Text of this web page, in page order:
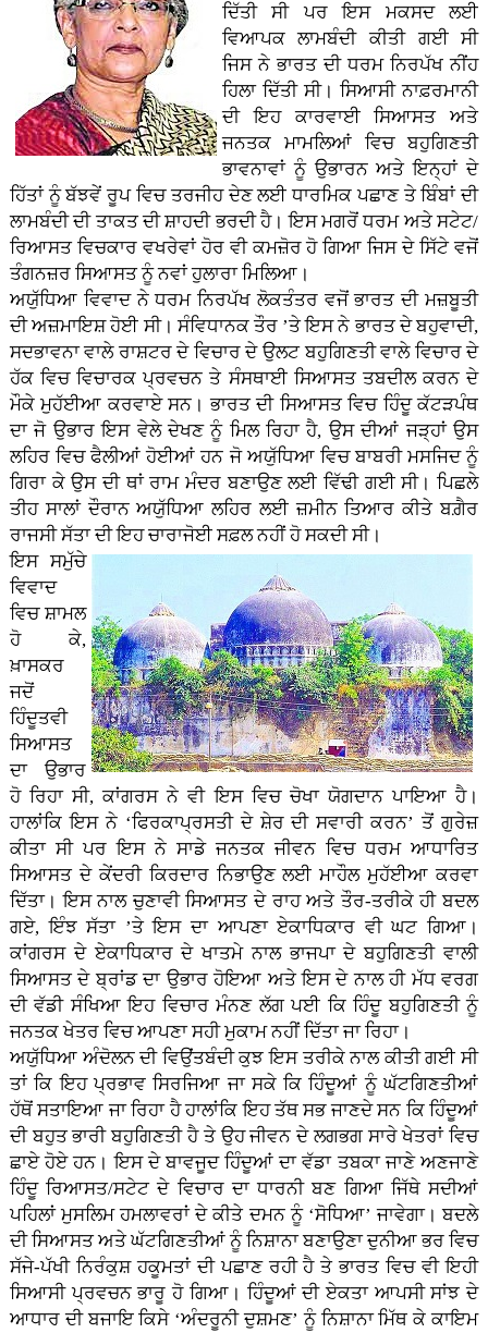
ਦਿੱਤੀ ਸੀ ਪਰ ਇਸ ਮਕਸਦ ਲਈ
ਵਿਆਪਕ ਲਾਮਬੰਦੀ ਕੀਤੀ ਗਈ ਸੀ
ਜਿਸ ਨੇ ਭਾਰਤ ਦੀ ਧਰਮ ਨਿਰਪੱਖ ਨੀਂਹ
ਹਿਲਾ ਦਿੱਤੀ ਸੀ। ਸਿਆਸੀ ਨਾਫ਼ਰਮਾਨੀ
ਦੀ ਇਹ ਕਾਰਵਾਈ ਸਿਆਸਤ ਅਤੇ
ਜਨਤਕ ਮਾਮਲਿਆਂ ਵਿਚ ਬਹੁਗਿਣਤੀ
ਭਾਵਨਾਵਾਂ ਨੂੰ ਉਭਾਰਨ ਅਤੇ ਇਨ੍ਹਾਂ ਦੇ
ਹਿੱਤਾਂ ਨੂੰ ਬੱਝਵੇਂ ਰੂਪ ਵਿਚ ਤਰਜੀਹ ਦੇਣ ਲਈ ਧਾਰਮਿਕ ਪਛਾਣ ਤੇ ਬਿੰਬਾਂ ਦੀ
ਲਾਮਬੰਦੀ ਦੀ ਤਾਕਤ ਦੀ ਸ਼ਾਹਦੀ ਭਰਦੀ ਹੈ। ਇਸ ਮਗਰੋਂ ਧਰਮ ਅਤੇ ਸਟੇਟ/
ਰਿਆਸਤ ਵਿਚਕਾਰ ਵਖਰੇਵਾਂ ਹੋਰ ਵੀ ਕਮਜ਼ੋਰ ਹੋ ਗਿਆ ਜਿਸ ਦੇ ਸਿੱਟੇ ਵਜੋਂ
ਤੰਗਨਜ਼ਰ ਸਿਆਸਤ ਨੂੰ ਨਵਾਂ ਹੁਲਾਰਾ ਮਿਲਿਆ।
ਅਯੁੱਧਿਆ ਵਿਵਾਦ ਨੇ ਧਰਮ ਨਿਰਪੱਖ ਲੋਕਤੰਤਰ ਵਜੋਂ ਭਾਰਤ ਦੀ ਮਜ਼ਬੂਤੀ
ਦੀ ਅਜ਼ਮਾਇਸ਼ ਹੋਈ ਸੀ। ਸੰਵਿਧਾਨਕ ਤੌਰ ’ਤੇ ਇਸ ਨੇ ਭਾਰਤ ਦੇ ਬਹੁਵਾਦੀ,
ਸਦਭਾਵਨਾ ਵਾਲੇ ਰਾਸ਼ਟਰ ਦੇ ਵਿਚਾਰ ਦੇ ਉਲਟ ਬਹੁਗਿਣਤੀ ਵਾਲੇ ਵਿਚਾਰ ਦੇ
ਹੱਕ ਵਿਚ ਵਿਚਾਰਕ ਪ੍ਰਵਚਨ ਤੇ ਸੰਸਥਾਈ ਸਿਆਸਤ ਤਬਦੀਲ ਕਰਨ ਦੇ
ਮੌਕੇ ਮੁਹੱਈਆ ਕਰਵਾਏ ਸਨ। ਭਾਰਤ ਦੀ ਸਿਆਸਤ ਵਿਚ ਹਿੰਦੂ ਕੱਟੜਪੰਥ
ਦਾ ਜੋ ਉਭਾਰ ਇਸ ਵੇਲੇ ਦੇਖਣ ਨੂੰ ਮਿਲ ਰਿਹਾ ਹੈ, ਉਸ ਦੀਆਂ ਜੜ੍ਹਾਂ ਉਸ
ਲਹਿਰ ਵਿਚ ਫੈਲੀਆਂ ਹੋਈਆਂ ਹਨ ਜੋ ਅਯੁੱਧਿਆ ਵਿਚ ਬਾਬਰੀ ਮਸਜਿਦ ਨੂੰ
ਗਿਰਾ ਕੇ ਉਸ ਦੀ ਥਾਂ ਰਾਮ ਮੰਦਰ ਬਣਾਉਣ ਲਈ ਵਿੱਢੀ ਗਈ ਸੀ। ਪਿਛਲੇ
ਤੀਹ ਸਾਲਾਂ ਦੌਰਾਨ ਅਯੁੱਧਿਆ ਲਹਿਰ ਲਈ ਜ਼ਮੀਨ ਤਿਆਰ ਕੀਤੇ ਬਗ਼ੈਰ
ਰਾਜਸੀ ਸੱਤਾ ਦੀ ਇਹ ਚਾਰਾਜੋਈ ਸਫ਼ਲ ਨਹੀਂ ਹੋ ਸਕਦੀ ਸੀ।
ਇਸ ਸਮੁੱਚੇ
ਵਿਵਾਦ
ਵਿਚ ਸ਼ਾਮਲ
ਹੋ ਕੇ,
ਖ਼ਾਸਕਰ
ਜਦੋਂ
ਹਿੰਦੂਤਵੀ
ਸਿਆਸਤ
ਦਾ ਉਭਾਰ
ਹੋ ਰਿਹਾ ਸੀ, ਕਾਂਗਰਸ ਨੇ ਵੀ ਇਸ ਵਿਚ ਚੋਖਾ ਯੋਗਦਾਨ ਪਾਇਆ ਹੈ।
ਹਾਲਾਂਕਿ ਇਸ ਨੇ ‘ਫਿਰਕਾਪ੍ਰਸਤੀ ਦੇ ਸ਼ੇਰ ਦੀ ਸਵਾਰੀ ਕਰਨ’ ਤੋਂ ਗੁਰੇਜ਼
ਕੀਤਾ ਸੀ ਪਰ ਇਸ ਨੇ ਸਾਡੇ ਜਨਤਕ ਜੀਵਨ ਵਿਚ ਧਰਮ ਆਧਾਰਿਤ
ਸਿਆਸਤ ਦੇ ਕੇਂਦਰੀ ਕਿਰਦਾਰ ਨਿਭਾਉਣ ਲਈ ਮਾਹੌਲ ਮੁਹੱਈਆ ਕਰਵਾ
ਦਿੱਤਾ। ਇਸ ਨਾਲ ਚੁਣਾਵੀ ਸਿਆਸਤ ਦੇ ਰਾਹ ਅਤੇ ਤੌਰ-ਤਰੀਕੇ ਹੀ ਬਦਲ
ਗਏ, ਇੰਝ ਸੱਤਾ ’ਤੇ ਇਸ ਦਾ ਆਪਣਾ ਏਕਾਧਿਕਾਰ ਵੀ ਘਟ ਗਿਆ।
ਕਾਂਗਰਸ ਦੇ ਏਕਾਧਿਕਾਰ ਦੇ ਖਾਤਮੇ ਨਾਲ ਭਾਜਪਾ ਦੇ ਬਹੁਗਿਣਤੀ ਵਾਲੀ
ਸਿਆਸਤ ਦੇ ਬ੍ਰਾਂਡ ਦਾ ਉਭਾਰ ਹੋਇਆ ਅਤੇ ਇਸ ਦੇ ਨਾਲ ਹੀ ਮੱਧ ਵਰਗ
ਦੀ ਵੱਡੀ ਸੰਖਿਆ ਇਹ ਵਿਚਾਰ ਮੰਨਣ ਲੱਗ ਪਈ ਕਿ ਹਿੰਦੂ ਬਹੁਗਿਣਤੀ ਨੂੰ
ਜਨਤਕ ਖੇਤਰ ਵਿਚ ਆਪਣਾ ਸਹੀ ਮੁਕਾਮ ਨਹੀਂ ਦਿੱਤਾ ਜਾ ਰਿਹਾ।
ਅਯੁੱਧਿਆ ਅੰਦੋਲਨ ਦੀ ਵਿਉਂਤਬੰਦੀ ਕੁਝ ਇਸ ਤਰੀਕੇ ਨਾਲ ਕੀਤੀ ਗਈ ਸੀ
ਤਾਂ ਕਿ ਇਹ ਪ੍ਰਭਾਵ ਸਿਰਜਿਆ ਜਾ ਸਕੇ ਕਿ ਹਿੰਦੂਆਂ ਨੂੰ ਘੱਟਗਿਣਤੀਆਂ
ਹੱਥੋਂ ਸਤਾਇਆ ਜਾ ਰਿਹਾ ਹੈ ਹਾਲਾਂਕਿ ਇਹ ਤੱਥ ਸਭ ਜਾਣਦੇ ਸਨ ਕਿ ਹਿੰਦੂਆਂ
ਦੀ ਬਹੁਤ ਭਾਰੀ ਬਹੁਗਿਣਤੀ ਹੈ ਤੇ ਉਹ ਜੀਵਨ ਦੇ ਲਗਭਗ ਸਾਰੇ ਖੇਤਰਾਂ ਵਿਚ
ਛਾਏ ਹੋਏ ਹਨ। ਇਸ ਦੇ ਬਾਵਜੂਦ ਹਿੰਦੂਆਂ ਦਾ ਵੱਡਾ ਤਬਕਾ ਜਾਣੇ ਅਣਜਾਣੇ
ਹਿੰਦੂ ਰਿਆਸਤ/ਸਟੇਟ ਦੇ ਵਿਚਾਰ ਦਾ ਧਾਰਨੀ ਬਣ ਗਿਆ ਜਿੱਥੇ ਸਦੀਆਂ
ਪਹਿਲਾਂ ਮੁਸਲਿਮ ਹਮਲਾਵਰਾਂ ਦੇ ਕੀਤੇ ਦਮਨ ਨੂੰ ‘ਸੋਧਿਆ’ ਜਾਵੇਗਾ। ਬਦਲੇ
ਦੀ ਸਿਆਸਤ ਅਤੇ ਘੱਟਗਿਣਤੀਆਂ ਨੂੰ ਨਿਸ਼ਾਨਾ ਬਣਾਉਣਾ ਦੁਨੀਆ ਭਰ ਵਿਚ
ਸੱਜੇ-ਪੱਖੀ ਨਿਰੰਕੁਸ਼ ਹਕੂਮਤਾਂ ਦੀ ਪਛਾਣ ਰਹੀ ਹੈ ਤੇ ਭਾਰਤ ਵਿਚ ਵੀ ਇਹੀ
ਸਿਆਸੀ ਪ੍ਰਵਚਨ ਭਾਰੂ ਹੋ ਗਿਆ। ਹਿੰਦੂਆਂ ਦੀ ਏਕਤਾ ਆਪਸੀ ਸਾਂਝ ਦੇ
ਆਧਾਰ ਦੀ ਬਜਾਇ ਕਿਸੇ ‘ਅੰਦਰੂਨੀ ਦੁਸ਼ਮਣ’ ਨੂੰ ਨਿਸ਼ਾਨਾ ਮਿੱਥ ਕੇ ਕਾਇਮ